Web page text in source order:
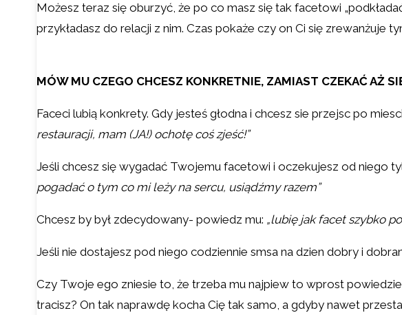
Możesz teraz się oburzyć, że po co masz się tak facetowi
przykładasz do relacji z nim. Czas pokaże czy on Ci się zrewanżuje
MÓW MU CZEGO CHCESZ KONKRETNIE, ZAMIAST CZEKAĆ AŻ
Faceci lubią konkrety. Gdy jesteś głodna i chcesz sie przejsc po
restauracji, mam (JA!) ochotę coś zjeść!”
Jeśli chcesz się wygadać Twojemu facetowi i oczekujesz od niego
pogadać o tym co mi leży na sercu, usiądźmy razem”
Chcesz by był zdecydowany- powiedz mu: „lubię jak facet szybko
Jeśli nie dostajesz pod niego codziennie smsa na dzien dobry i
Czy Twoje ego zniesie to, że trzeba mu najpiew to wprost
tracisz? On tak naprawdę kocha Cię tak samo, a gdyby nawet